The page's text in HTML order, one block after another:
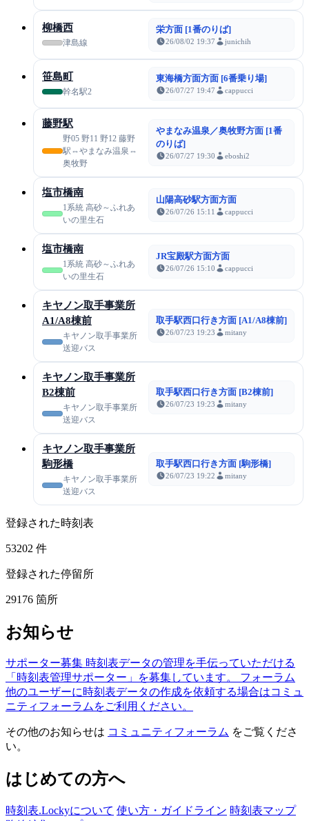
柳橋西
津島線
栄方面 [1番のりば]
26/08/02 19:37 junichih
笹島町
幹名駅2
東海橋方面方面 [6番乗り場]
26/07/27 19:47 cappucci
藤野駅
野05 野11 野12 藤野
駅⇔やまなみ温泉⇔
奥牧野
やまなみ温泉／奥牧野方面 [1番
のりば]
26/07/27 19:30 eboshi2
塩市橋南
1系統 高砂～ふれあ
いの里生石
山陽高砂駅方面方面
26/07/26 15:11 cappucci
塩市橋南
1系統 高砂～ふれあ
いの里生石
JR宝殿駅方面方面
26/07/26 15:10 cappucci
キヤノン取手事業所
A1/A8棟前
キヤノン取手事業所
送迎バス
取手駅西口行き方面 [A1/A8棟前]
26/07/23 19:23 mitany
キヤノン取手事業所
B2棟前
キヤノン取手事業所
送迎バス
取手駅西口行き方面 [B2棟前]
26/07/23 19:23 mitany
キヤノン取手事業所
駒形橋
キヤノン取手事業所
送迎バス
取手駅西口行き方面 [駒形橋]
26/07/23 19:22 mitany
登録された時刻表
53202 件
登録された停留所
29176 箇所
お知らせ
サポーター募集 時刻表データの管理を手伝っていただける
「時刻表管理サポーター」を募集しています。
フォーラム
他のユーザーに時刻表データの作成を依頼する場合はコミュ
ニティフォーラムをご利用ください。
その他のお知らせは コミュニティフォーラム をご覧くださ
い。
はじめての方へ
時刻表.Lockyについて 使い方・ガイドライン 時刻表マップ